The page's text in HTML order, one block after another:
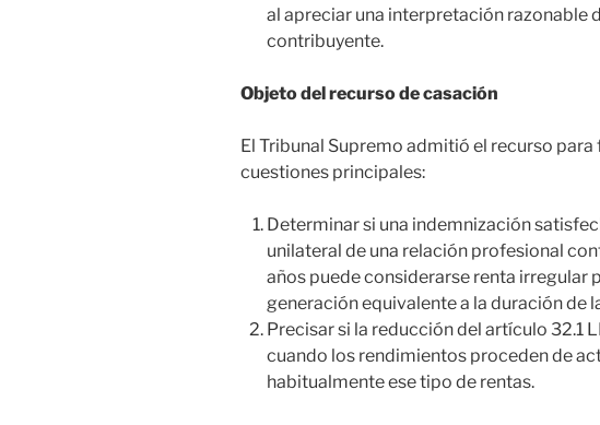
al apreciar una interpretación razonable
contribuyente.
Objeto del recurso de casación
El Tribunal Supremo admitió el recurso
cuestiones principales:
Determinar si una indemnización
unilateral de una relación profesional
años puede considerarse renta irregular
generación equivalente a la duración de
Precisar si la reducción del artículo 32.1
cuando los rendimientos proceden de
habitualmente ese tipo de rentas.